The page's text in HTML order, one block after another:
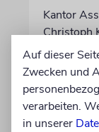
Kantor
Christoph
von
das
an der
von
Auf dieser
Zwecken und
verarbeiten.
in unserer